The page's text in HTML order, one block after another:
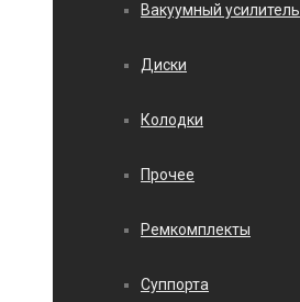
Вакуумный усилитель
Диски
Колодки
Прочее
Ремкомплекты
Суппорта